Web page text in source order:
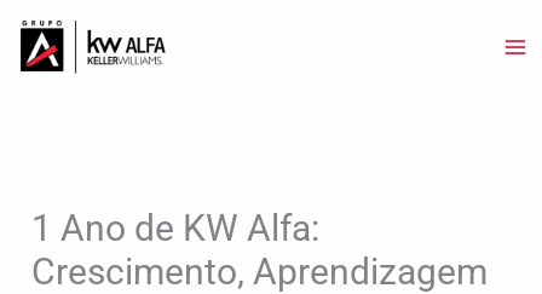
content
1 Ano de KW Alfa:
Crescimento, Aprendizagem